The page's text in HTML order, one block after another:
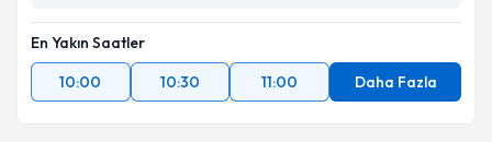
En Yakın Saatler
10:00
10:30 11:00 Daha Fazla